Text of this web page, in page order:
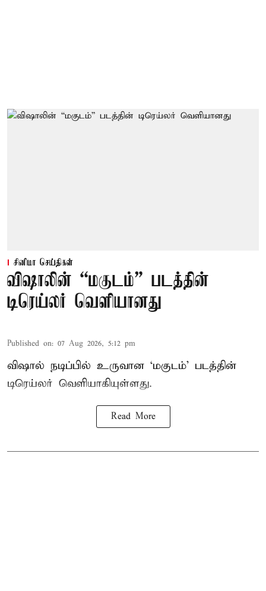
சினிமா செய்திகள்
விஷாலின் “மகுடம்” படத்தின்
டிரெய்லர் வெளியானது
Published on: 07 Aug 2026, 5:12 pm
விஷால் நடிப்பில் உருவான ‘மகுடம்’ படத்தின்
டிரெய்லர் வெளியாகியுள்ளது.
Read More